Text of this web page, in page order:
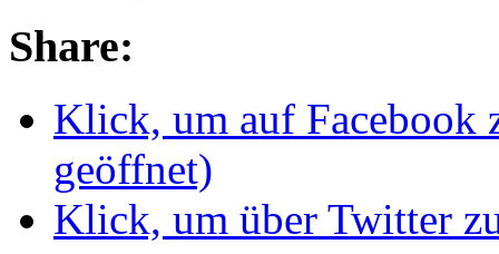
Share:
Klick, um auf Facebook
geöffnet)
Klick, um über Twitter